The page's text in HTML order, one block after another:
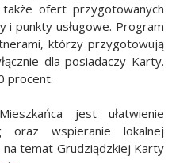
ofert przygotowanych
i punkty usługowe. Program
którzy przygotowują
dla posiadaczy Karty.
procent.
jest ułatwienie
oraz wspieranie lokalnej
temat Grudziądzkiej Karty